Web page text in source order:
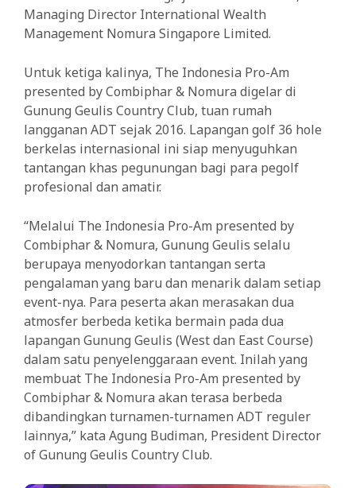
Managing Director International Wealth
Management Nomura Singapore Limited.
Untuk ketiga kalinya, The Indonesia Pro-Am
presented by Combiphar & Nomura digelar di
Gunung Geulis Country Club, tuan rumah
langganan ADT sejak 2016. Lapangan golf 36 hole
berkelas internasional ini siap menyuguhkan
tantangan khas pegunungan bagi para pegolf
profesional dan amatir.
“Melalui The Indonesia Pro-Am presented by
Combiphar & Nomura, Gunung Geulis selalu
berupaya menyodorkan tantangan serta
pengalaman yang baru dan menarik dalam setiap
event-nya. Para peserta akan merasakan dua
atmosfer berbeda ketika bermain pada dua
lapangan Gunung Geulis (West dan East Course)
dalam satu penyelenggaraan event. Inilah yang
membuat The Indonesia Pro-Am presented by
Combiphar & Nomura akan terasa berbeda
dibandingkan turnamen-turnamen ADT reguler
lainnya,” kata Agung Budiman, President Director
of Gunung Geulis Country Club.